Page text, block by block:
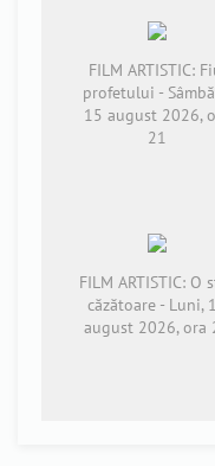
FILM ARTISTIC:
profetului -
15 august 2026,
21
FILM ARTISTIC: O
căzătoare - Luni,
august 2026, ora